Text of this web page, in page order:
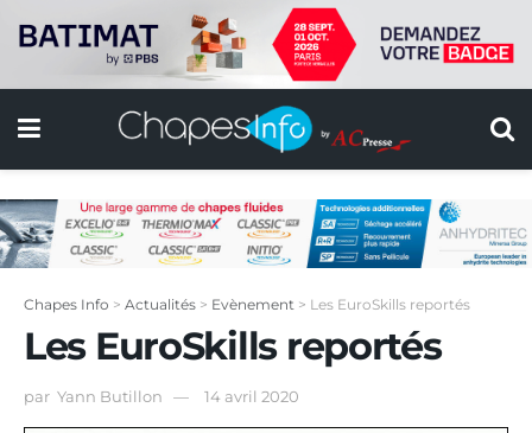
Chapes Info > Actualités > Evènement > Les EuroSkills reportés
Les EuroSkills reportés
par Yann Butillon 14 avril 2020